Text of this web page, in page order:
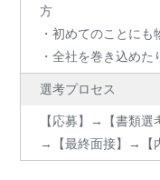
方
・初めてのことに
・全社を巻き込め
選考プロセス
【応募】→【書類
→【最終面接】→【